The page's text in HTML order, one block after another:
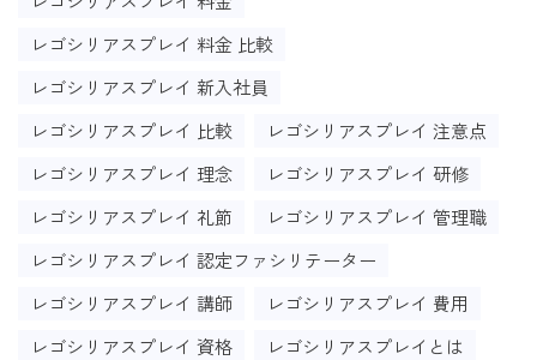
レゴシリアスプレイ 料金 比較
レゴシリアスプレイ 新入社員
レゴシリアスプレイ 比較
レゴシリアスプレイ 注意点
レゴシリアスプレイ 理念
レゴシリアスプレイ 研修
レゴシリアスプレイ 礼節
レゴシリアスプレイ 管理職
レゴシリアスプレイ 認定ファシリテーター
レゴシリアスプレイ 講師
レゴシリアスプレイ 費用
レゴシリアスプレイ 資格
レゴシリアスプレイとは